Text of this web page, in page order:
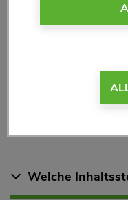
Wo kann ich
Fragen
Welche